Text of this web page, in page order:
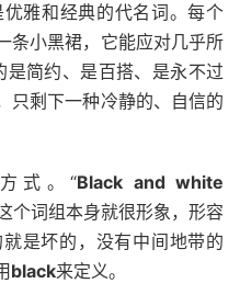
雅和经典的代名词。每个
条小黑裙，它能应对几乎所
是简约、是百搭、是永不过
只剩下一种冷静的、自信的
式。“Black and white
个词组本身就很形象，形容
是坏的，没有中间地带的
black来定义。